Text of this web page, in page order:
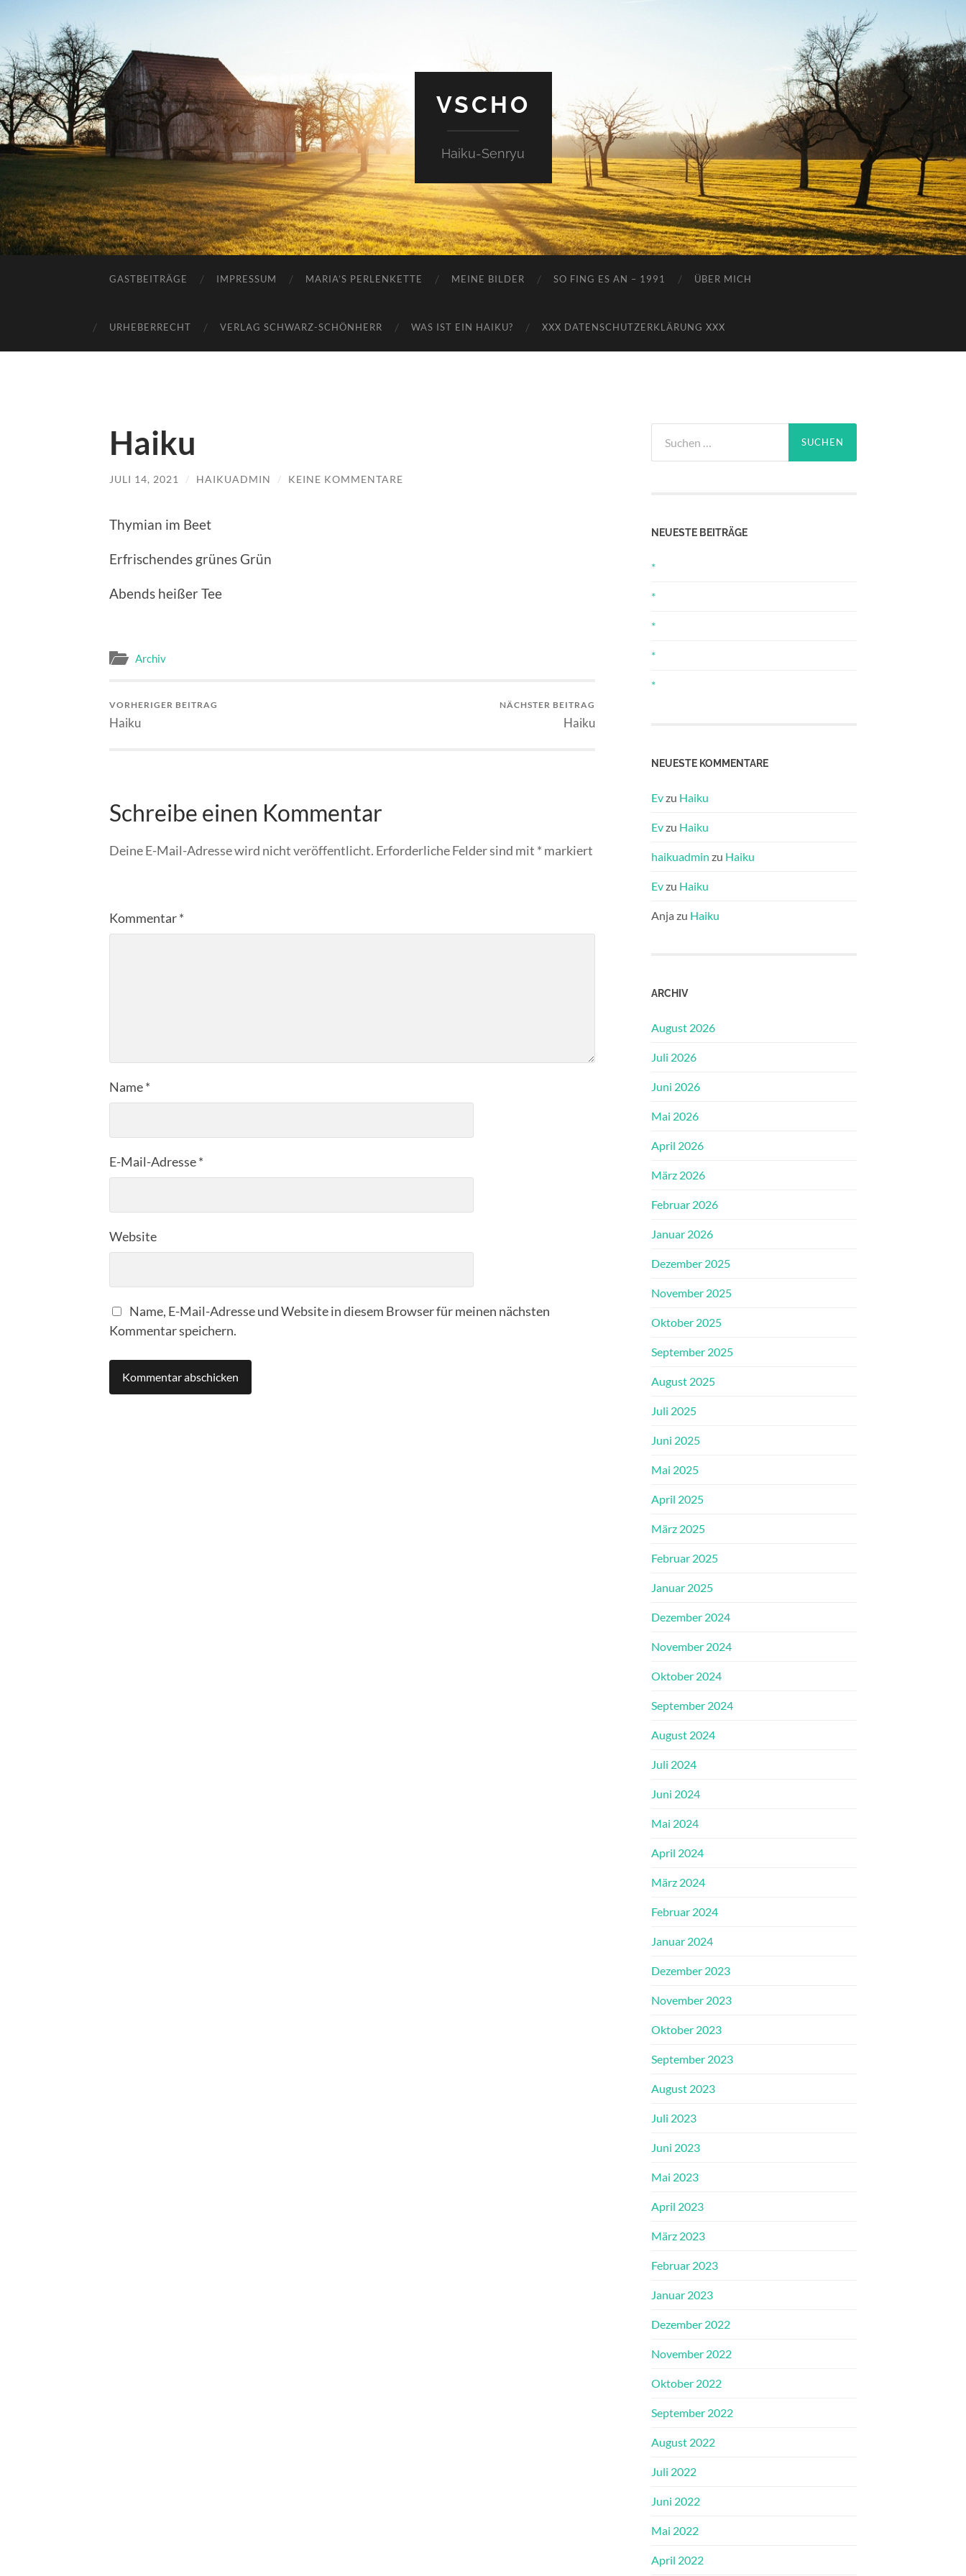
VSCHO
Haiku-Senryu
GASTBEITRÄGE IMPRESSUM MARIA’S PERLENKETTE MEINE BILDER SO FING ES AN – 1991 ÜBER MICH
URHEBERRECHT VERLAG SCHWARZ-SCHÖNHERR WAS IST EIN HAIKU? XXX DATENSCHUTZERKLÄRUNG XXX
Haiku
JULI 14, 2021 / HAIKUADMIN / KEINE KOMMENTARE
Thymian im Beet
Erfrischendes grünes Grün
Abends heißer Tee
Archiv
VORHERIGER BEITRAG
Haiku
NÄCHSTER BEITRAG
Haiku
Schreibe einen Kommentar
Deine E-Mail-Adresse wird nicht veröffentlicht. Erforderliche Felder sind mit * markiert
Kommentar*
Name*
E-Mail-Adresse*
Website
Name, E-Mail-Adresse und Website in diesem Browser für meinen nächsten
Kommentar speichern.
nach:
NEUESTE BEITRÄGE
*
*
*
*
*
NEUESTE KOMMENTARE
Evzu Haiku
Evzu Haiku
haikuadmin zu Haiku
Evzu Haiku
Anja zu Haiku
ARCHIV
August 2026
Juli 2026
Juni 2026
Mai 2026
April 2026
März 2026
Februar 2026
Januar 2026
Dezember 2025
November 2025
Oktober 2025
September 2025
August 2025
Juli 2025
Juni 2025
Mai 2025
April 2025
März 2025
Februar 2025
Januar 2025
Dezember 2024
November 2024
Oktober 2024
September 2024
August 2024
Juli 2024
Juni 2024
Mai 2024
April 2024
März 2024
Februar 2024
Januar 2024
Dezember 2023
November 2023
Oktober 2023
September 2023
August 2023
Juli 2023
Juni 2023
Mai 2023
April 2023
März 2023
Februar 2023
Januar 2023
Dezember 2022
November 2022
Oktober 2022
September 2022
August 2022
Juli 2022
Juni 2022
Mai 2022
April 2022